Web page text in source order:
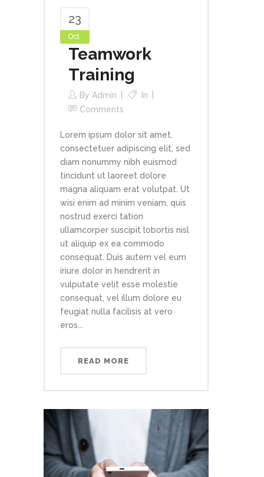
23
Oct
Teamwork
Training
By Admin
In
Comments
Lorem ipsum dolor sit amet,
consectetuer adipiscing elit, sed
diam nonummy nibh euismod
tincidunt ut laoreet dolore
magna aliquam erat volutpat. Ut
wisi enim ad minim veniam, quis
nostrud exerci tation
ullamcorper suscipit lobortis nisl
ut aliquip ex ea commodo
consequat. Duis autem vel eum
iriure dolor in hendrerit in
vulputate velit esse molestie
consequat, vel illum dolore eu
feugiat nulla facilisis at vero
eros...
READ MORE